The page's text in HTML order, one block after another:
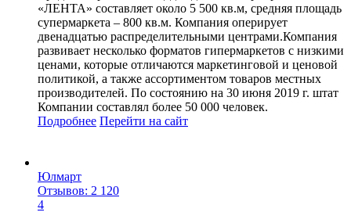
«ЛЕНТА» составляет около 5 500 кв.м, средняя площадь
супермаркета – 800 кв.м. Компания оперирует
двенадцатью распределительными центрами.Компания
развивает несколько форматов гипермаркетов с низкими
ценами, которые отличаются маркетинговой и ценовой
политикой, а также ассортиментом товаров местных
производителей. По состоянию на 30 июня 2019 г. штат
Компании составлял более 50 000 человек.
Подробнее Перейти на сайт
Юлмарт
Отзывов: 2 120
4